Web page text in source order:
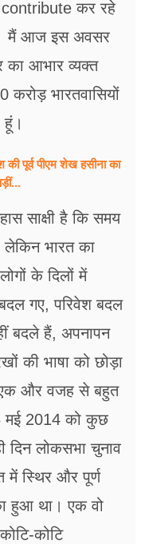
contribute कर रहे
मैं आज इस अवसर
का आभार व्यक्त
भारतवासियों
हूं।
पूर्व पीएम शेख हसीना का
साक्षी है कि समय
भारत का
के दिलों में
गए, परिवेश बदल
बदले हैं, अपनापन
की भाषा को छोड़ा
और वजह से बहुत
मई 2014 को कुछ
लोकसभा चुनाव
स्थिर और पूर्ण
हुआ था। एक वो
कोटि